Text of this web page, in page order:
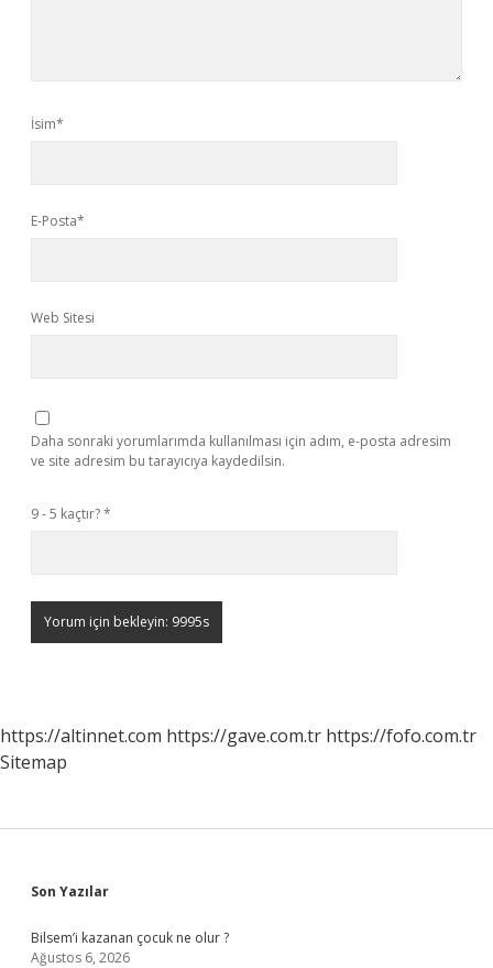
İsim*
E-Posta*
Web Sitesi
Daha sonraki yorumlarımda kullanılması için adım, e-posta adresim
ve site adresim bu tarayıcıya kaydedilsin.
9 - 5 kaçtır?*
https://altinnet.com https://gave.com.tr https://fofo.com.tr
Sitemap
Sidebar
Son Yazılar
Bilsem’i kazanan çocuk ne olur ?
Ağustos 6, 2026